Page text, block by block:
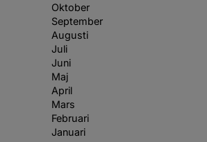
Oktober
September
Augusti
Juli
Juni
Maj
April
Mars
Februari
Januari